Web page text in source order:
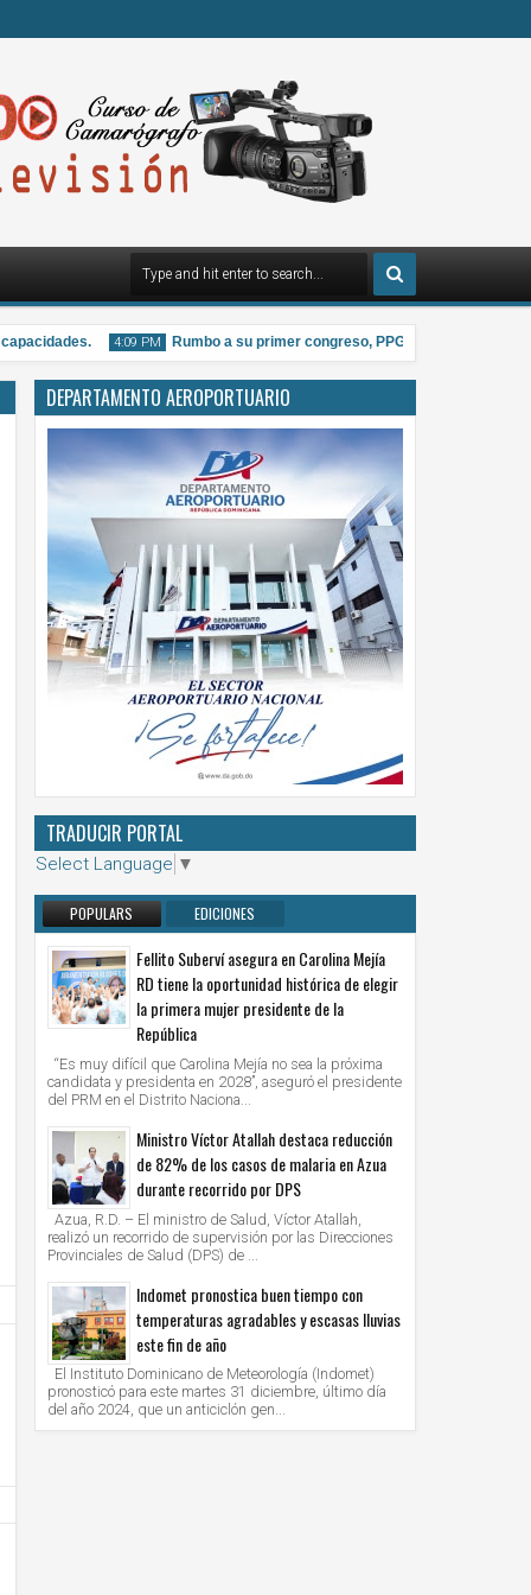
4:09 PM
2026
Rumbo a su primer congreso, PPG distribuye material
DEPARTAMENTO AEROPORTUARIO
TRADUCIR PORTAL
Select Language ▼
POPULARS
EDICIONES
ANTERIORES
Fellito Suberví asegura en Carolina Mejía
RD tiene la oportunidad histórica de elegir
la primera mujer presidente de la
República
“Es muy difícil que Carolina Mejía no sea la próxima
candidata y presidenta en 2028”, aseguró el presidente
del PRM en el Distrito Naciona...
Ministro Víctor Atallah destaca reducción
de 82% de los casos de malaria en Azua
durante recorrido por DPS
Azua, R.D. – El ministro de Salud, Víctor Atallah,
realizó un recorrido de supervisión por las Direcciones
Provinciales de Salud (DPS) de ...
Indomet pronostica buen tiempo con
temperaturas agradables y escasas lluvias
este fin de año
El Instituto Dominicano de Meteorología (Indomet)
pronosticó para este martes 31 diciembre, último día
del año 2024, que un anticiclón gen...